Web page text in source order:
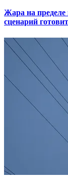
Жара на пределе
сценарий